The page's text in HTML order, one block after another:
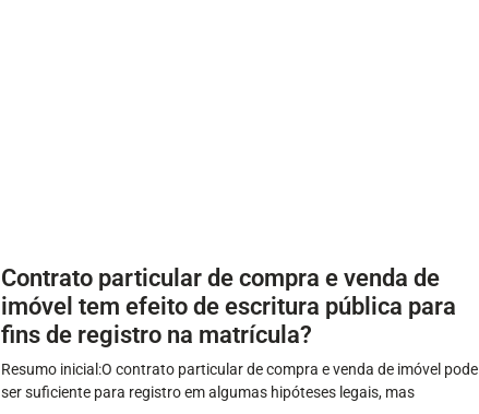
Contrato particular de compra e venda de
imóvel tem efeito de escritura pública para
fins de registro na matrícula?
Resumo inicial:O contrato particular de compra e venda de imóvel pode
ser suficiente para registro em algumas hipóteses legais, mas